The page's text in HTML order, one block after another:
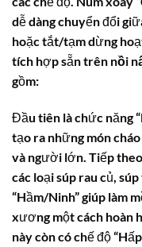
dễ dàng chuyển đổi
hoặc tắt/tạm dừng
tích hợp sẵn trên nồi
gồm:
Đầu tiên là chức năng
tạo ra những món
và người lớn. Tiếp
các loại súp rau củ,
“Hầm/Ninh” giúp làm
xương một cách hoàn
này còn có chế độ